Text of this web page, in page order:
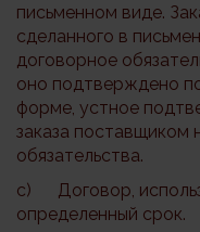
письменном виде.
сделанного в
договорное
оно подтверждено
форме, устное
заказа поставщиком
обязательства.
c) Договор,
определенный срок.